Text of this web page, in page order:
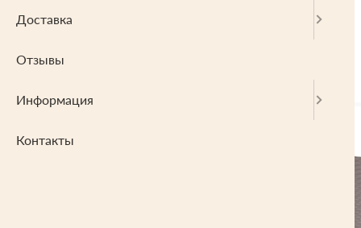
Доставка
Отзывы
Информация
Контакты